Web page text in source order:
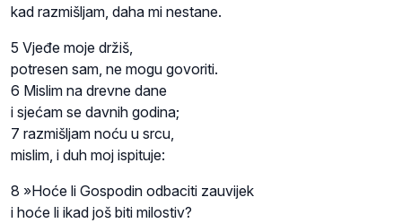
kad razmišljam, daha mi nestane.
5 Vjeđe moje držiš,
potresen sam, ne mogu govoriti.
6 Mislim na drevne dane
i sjećam se davnih godina;
7 razmišljam noću u srcu,
mislim, i duh moj ispituje:
8 »Hoće li Gospodin odbaciti zauvijek
i hoće li ikad još biti milostiv?